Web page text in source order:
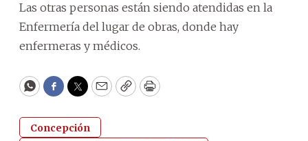
Las otras personas están siendo atendidas en la
Enfermería del lugar de obras, donde hay
enfermeras y médicos.
WhatsApp
Facebook
Twitter
EmailCopyPrint
Concepción